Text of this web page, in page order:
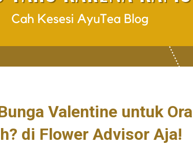
Valentine untuk
di Flower Advisor Aja!